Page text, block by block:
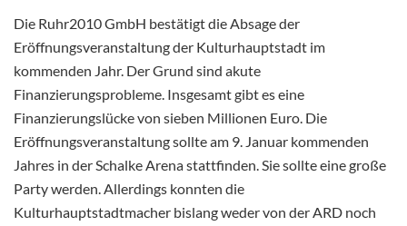
Die Ruhr2010 GmbH bestätigt die Absage der
Eröffnungsveranstaltung der Kulturhauptstadt im
kommenden Jahr. Der Grund sind akute
Finanzierungsprobleme. Insgesamt gibt es eine
Finanzierungslücke von sieben Millionen Euro. Die
Eröffnungsveranstaltung sollte am 9. Januar kommenden
Jahres in der Schalke Arena stattfinden. Sie sollte eine große
Party werden. Allerdings konnten die
Kulturhauptstadtmacher bislang weder von der ARD noch